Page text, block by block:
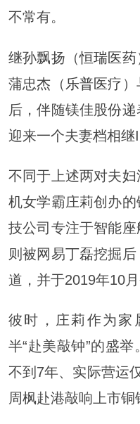
不常有。
继孙飘扬（恒瑞医药
蒲忠杰（ 乐普医疗
后，伴随镁佳股份
迎来一个夫妻档相继
不同于上述两对夫
机女学霸庄莉创办
技公司专注于智能
则被网易丁磊挖掘后
道，并于2019年10月
彼时，庄莉作为家
半“赴美敲钟”的盛
不到7年、实际营运
周枫赴港敲响上市铜